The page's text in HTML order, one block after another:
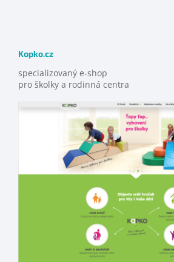
Kopko.cz
specializovaný e-shop
pro školky a rodinná centra